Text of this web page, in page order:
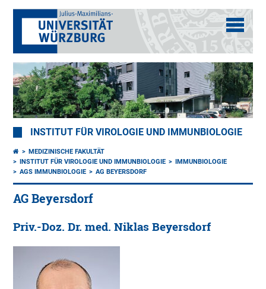
INSTITUT FÜR VIROLOGIE UND IMMUNBIOLOGIE
MEDIZINISCHE FAKULTÄT
INSTITUT FÜR VIROLOGIE UND IMMUNBIOLOGIE
IMMUNBIOLOGIE
AGS IMMUNBIOLOGIE
AG BEYERSDORF
AG Beyersdorf
Priv.-Doz. Dr. med. Niklas Beyersdorf